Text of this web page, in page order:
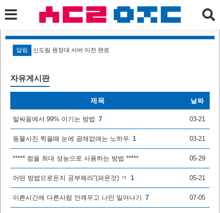
알림 신도림 원정대 서버 이전 완료
자유게시판
제목 날짜
말싸움에서 99% 이기는 방법 7 03-21
동물사진 찍을때 눈에 광채없애는 노하우 1 03-21
***** 컴을 최대 성능으로 사용하는 방법 ***** 05-29
어떤 방법으로든지 공부해라"(퍼온것) ㅋ 1 05-21
이른시간에 다른사람 안깨우고 나만 일어나기 7 07-05